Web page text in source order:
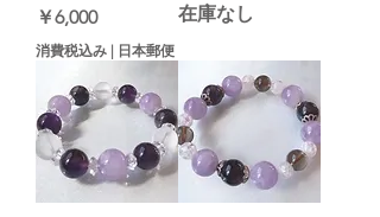
価格
￥6,000
消費税込み | 日本郵便
在庫なし